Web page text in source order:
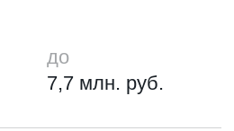
7,7 млн. руб.
до